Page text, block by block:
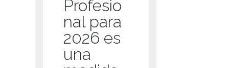
Profesio
nal para
2026 es
una